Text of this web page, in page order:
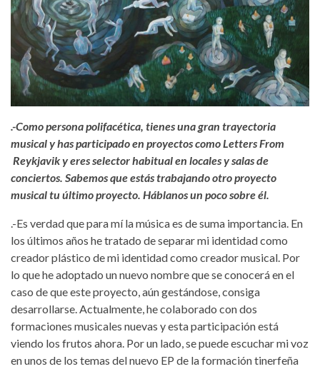
.-Como persona polifacética, tienes una gran trayectoria
musical y has participado en proyectos como Letters From
Reykjavik y eres selector habitual en locales y salas de
conciertos. Sabemos que estás trabajando otro proyecto
musical tu último proyecto. Háblanos un poco sobre él.
.-Es verdad que para mí la música es de suma importancia. En
los últimos años he tratado de separar mi identidad como
creador plástico de mi identidad como creador musical. Por
lo que he adoptado un nuevo nombre que se conocerá en el
caso de que este proyecto, aún gestándose, consiga
desarrollarse. Actualmente, he colaborado con dos
formaciones musicales nuevas y esta participación está
viendo los frutos ahora. Por un lado, se puede escuchar mi voz
en unos de los temas del nuevo EP de la formación tinerfeña